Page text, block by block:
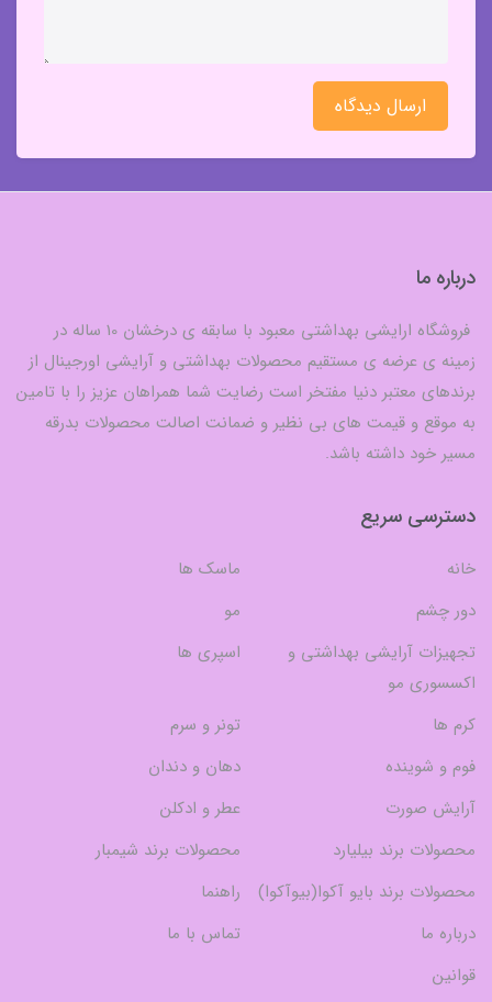
ارسال دیدگاه
درباره ما
فروشگاه ارایشی بهداشتی معبود با سابقه ی درخشان 10 ساله در
زمینه ی عرضه ی مستقیم محصولات بهداشتی و آرایشی اورجینال از
برندهای معتبر دنیا مفتخر است رضایت شما همراهان عزیز را با تامین
به موقع و قیمت های بی نظیر و ضمانت اصالت محصولات بدرقه
مسیر خود داشته باشد.
دسترسی سریع
خانه
ماسک ها
دور چشم
مو
تجهیزات آرایشی بهداشتی و
اکسسوری مو
اسپری ها
کرم ها
تونر و سرم
فوم و شوینده
دهان و دندان
آرایش صورت
عطر و ادکلن
محصولات برند بیلیارد
محصولات برند شیمبار
محصولات برند بایو آکوا(بیوآکوا)
راهنما
درباره ما
تماس با ما
قوانین